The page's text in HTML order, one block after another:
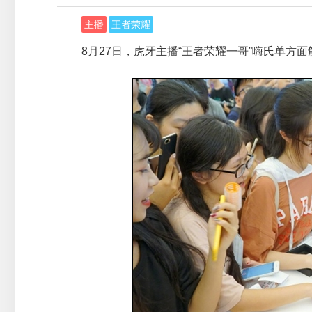
主播 王者荣耀
8月27日，虎牙主播“王者荣耀一哥”嗨氏单方